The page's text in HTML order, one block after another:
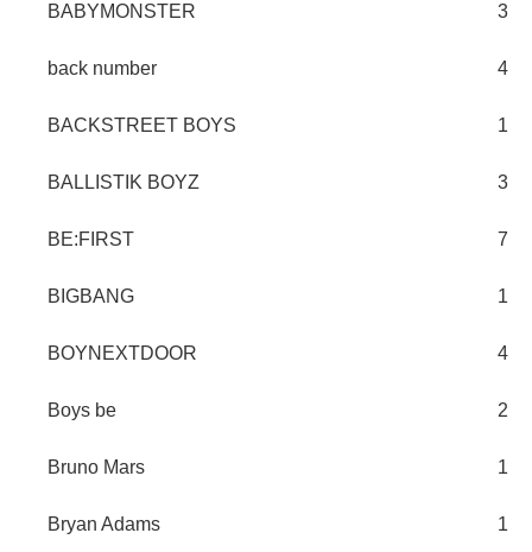
BABYMONSTER 3
back number 4
BACKSTREET BOYS 1
BALLISTIK BOYZ 3
BE:FIRST 7
BIGBANG 1
BOYNEXTDOOR 4
Boys be 2
Bruno Mars 1
Bryan Adams 1